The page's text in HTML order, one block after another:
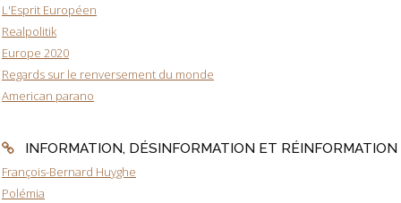
L'Esprit Européen
Realpolitik
Europe 2020
Regards sur le renversement du monde
American parano
INFORMATION, DÉSINFORMATION ET RÉINFORMATION
François-Bernard Huyghe
Polémia